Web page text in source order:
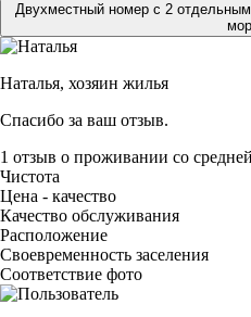
Двухместный номер с 2
Наталья, хозяин жилья
Спасибо за ваш отзыв.
1 отзыв о проживании со
Чистота
Цена - качество
Качество обслуживания
Расположение
Своевременность заселения
Соответствие фото